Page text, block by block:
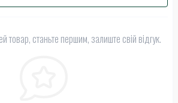
товар, станьте першим, залиште свій відгук.